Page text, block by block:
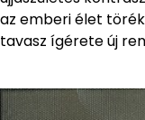
az emberi élet
tavasz ígérete új